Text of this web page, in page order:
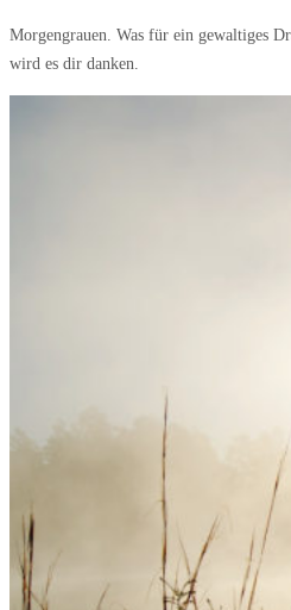
Morgengrauen. Was für ein gewaltiges
wird es dir danken.